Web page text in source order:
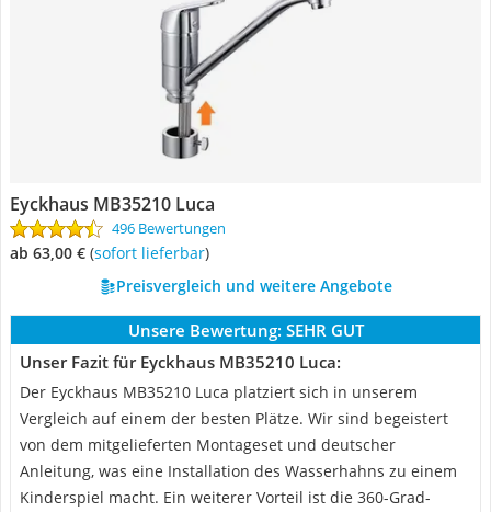
Eyckhaus MB35210 Luca
496 Bewertungen
ab 63,00 € ( Sofort lieferbar)
Preisvergleich und weitere Angebote
Unsere Bewertung: SEHR GUT
Unser Fazit für Eyckhaus MB35210 Luca:
Der Eyckhaus MB35210 Luca platziert sich in unserem
Vergleich auf einem der besten Plätze. Wir sind begeistert
von dem mitgelieferten Montageset und deutscher
Anleitung, was eine Installation des Wasserhahns zu einem
Kinderspiel macht. Ein weiterer Vorteil ist die 360-Grad-